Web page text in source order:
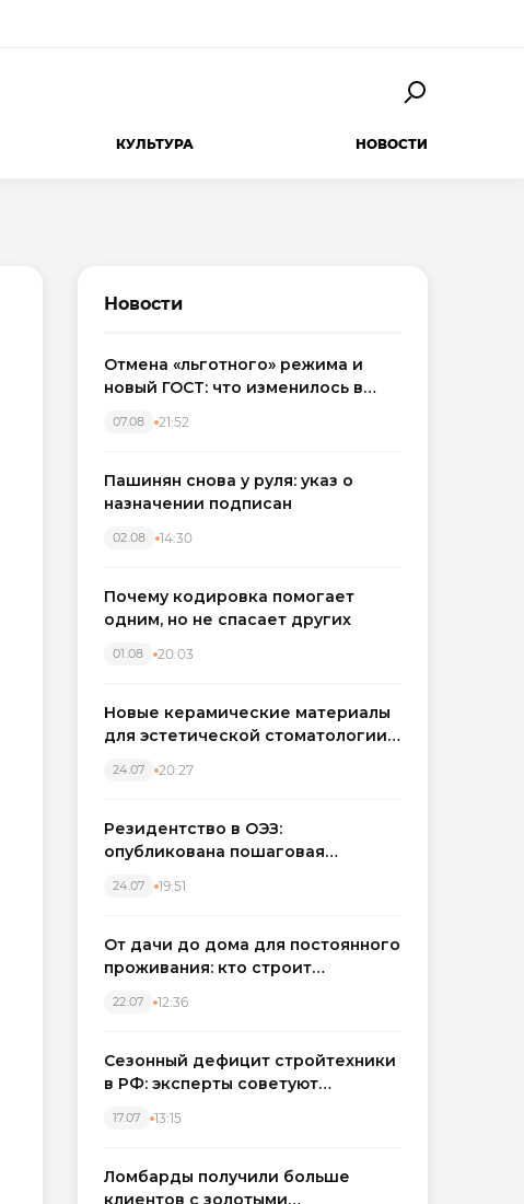
КУЛЬТУРА НОВОСТИ
Новости
Отмена «льготного» режима и
новый ГОСТ: что изменилось в
07.08 21:52
Пашинян снова у руля: указ о
назначении подписан
02.08 14:30
Почему кодировка помогает
одним, но не спасает других
01.08 20:03
Новые керамические материалы
для эстетической стоматологии
24.07 20:27
Резидентство в ОЭЗ:
опубликована пошаговая
налоговых льгот для инвесторов
24.07 19:51
От дачи до дома для постоянного
проживания: кто строит
Западном регионе
22.07 12:36
Сезонный дефицит стройтехники
в РФ: эксперты советуют
17.07 13:15
Ломбарды получили больше
клиентов с золотыми